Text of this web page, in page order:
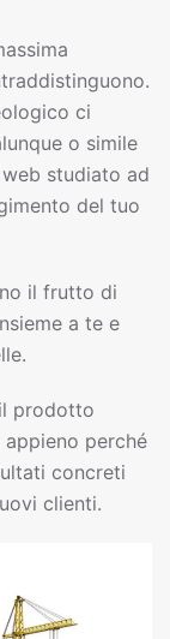
ci
o simile
studiato ad
del tuo
il frutto di
a te e
prodotto
perché
concreti
clienti.